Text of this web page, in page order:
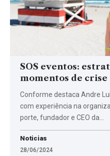
SOS eventos:
momentos de crise
Conforme destaca Andre
com experiência na
porte, fundador e CEO da…
Noticias
28/06/2024